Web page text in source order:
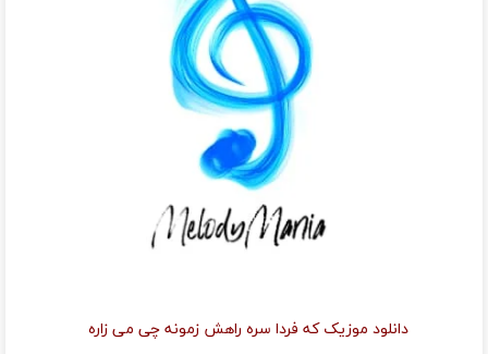
دانلود موزیک که فردا سره راهش زمونه چی می زاره